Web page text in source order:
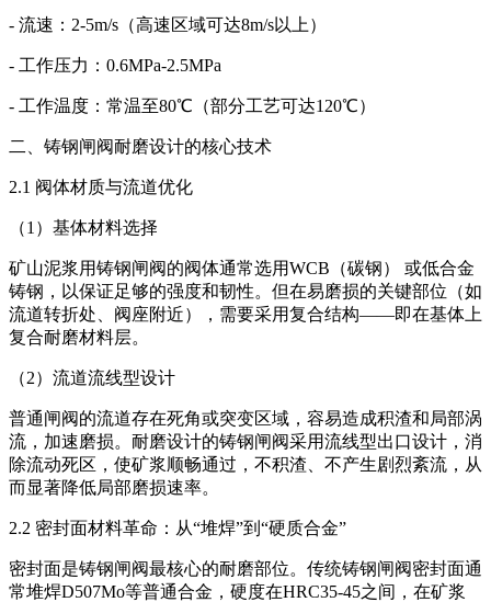
- 流速：2-5m/s（高速区域可达8m/s以上）
- 工作压力：0.6MPa-2.5MPa
- 工作温度：常温至80℃（部分工艺可达120℃）
二、铸钢闸阀耐磨设计的核心技术
2.1 阀体材质与流道优化
（1）基体材料选择
矿山泥浆用铸钢闸阀的阀体通常选用WCB（碳钢） 或低合金
铸钢，以保证足够的强度和韧性。但在易磨损的关键部位（如
流道转折处、阀座附近），需要采用复合结构——即在基体上
复合耐磨材料层。
（2）流道流线型设计
普通闸阀的流道存在死角或突变区域，容易造成积渣和局部涡
流，加速磨损。耐磨设计的铸钢闸阀采用流线型出口设计，消
除流动死区，使矿浆顺畅通过，不积渣、不产生剧烈紊流，从
而显著降低局部磨损速率。
2.2 密封面材料革命：从“堆焊”到“硬质合金”
密封面是铸钢闸阀最核心的耐磨部位。传统铸钢闸阀密封面通
常堆焊D507Mo等普通合金，硬度在HRC35-45之间，在矿浆